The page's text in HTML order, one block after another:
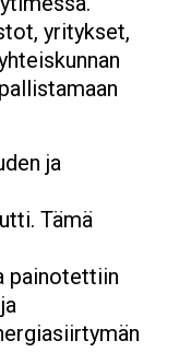
yritykset,
ja
Tämä
painotettiin